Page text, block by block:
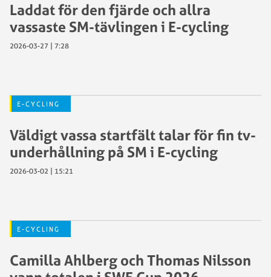
Laddat för den fjärde och allra
vassaste SM-tävlingen i E-cycling
2026-03-27 | 7:28
E-CYCLING
Väldigt vassa startfält talar för fin tv-
underhållning på SM i E-cycling
2026-03-02 | 15:21
E-CYCLING
Camilla Ahlberg och Thomas Nilsson